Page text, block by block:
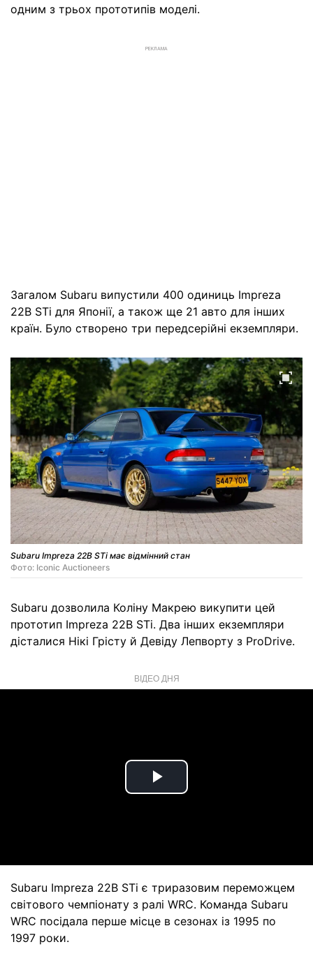
одним з трьох прототипів моделі.
РЕКЛАМА
Загалом Subaru випустили 400 одиниць Impreza
22B STi для Японії, а також ще 21 авто для інших
країн. Було створено три передсерійні екземпляри.
Subaru Impreza 22B STi має відмінний стан
Фото: Iconic Auctioneers
Subaru дозволила Коліну Макрею викупити цей
прототип Impreza 22B STi. Два інших екземпляри
дісталися Нікі Грісту й Девіду Лепворту з ProDrive.
ВІДЕО ДНЯ
Play
Subaru Impreza 22B STi є триразовим переможцем
світового чемпіонату з ралі WRC. Команда Subaru
WRC посідала перше місце в сезонах із 1995 по
1997 роки.